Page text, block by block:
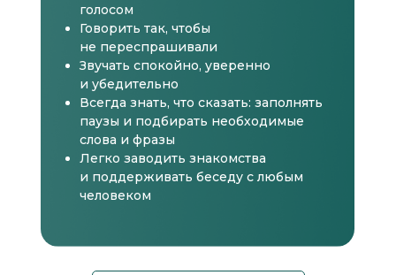
голосом
Говорить так, чтобы
не переспрашивали
Звучать спокойно, уверенно
и убедительно
Всегда знать, что сказать: заполнять
паузы и подбирать необходимые
слова и фразы
Легко заводить знакомства
и поддерживать беседу с любым
человеком